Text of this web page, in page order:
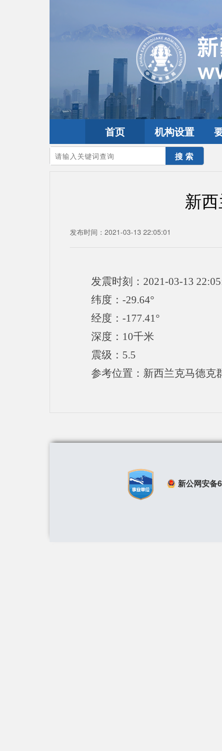
首页 机构设置
您的当前位置：首页>地震频道 全球震讯
新
发布时间：2021-03-13 22:05:01
发震时刻：2021-03-13
纬度：-29.64°
经度：-177.41°
深度：10千米
震级：5.5
参考位置：新西兰克马德克
新公网安备